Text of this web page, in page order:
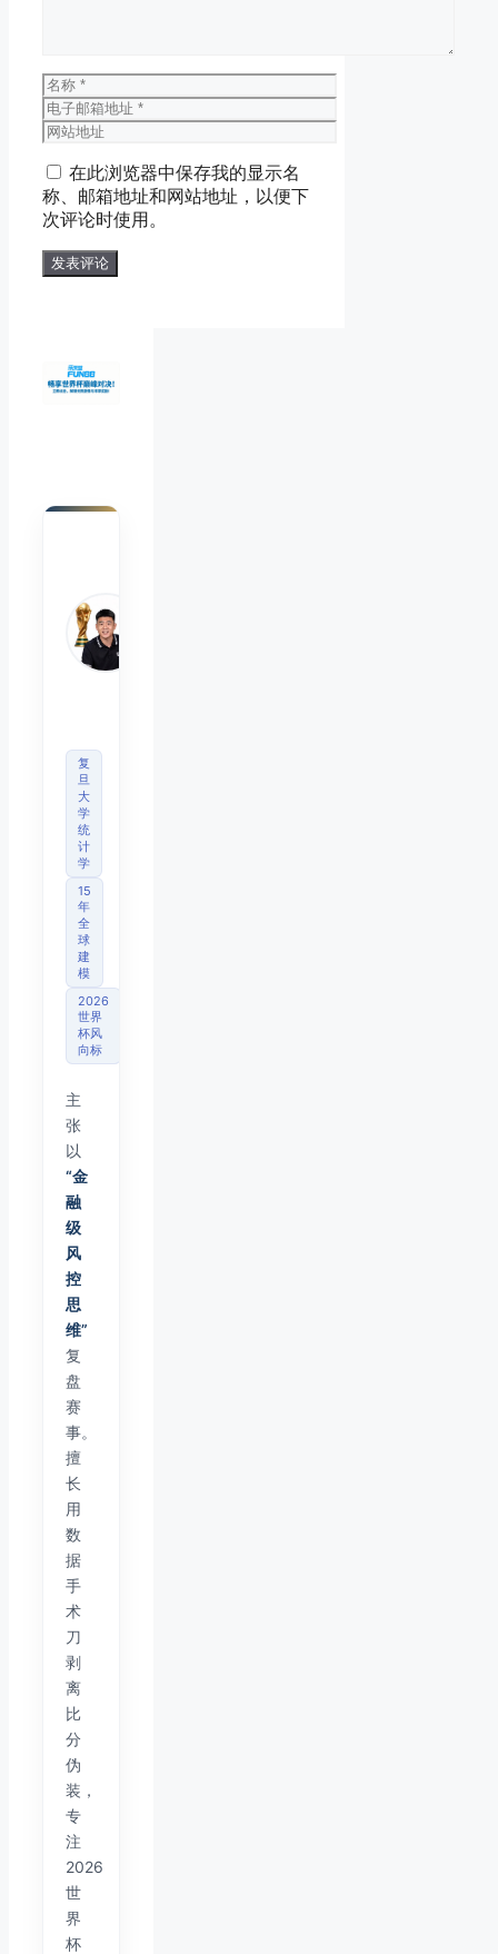
名
称
电
子
箱
地
址
网
地
址
在此浏览器中保存我的显示名
称、邮箱地址和网站地址，以便下
次评论时使用。
复
旦
大
学
统
计
学
15
年
全
球
建
模
2026
世界
杯风
向标
主
张
以
“金
融
级
风
控
思
维”
复
盘
赛
事。
擅
长
用
数
据
手
术
刀
剥
离
比
分
伪
装，
专
注
2026
世
界
杯